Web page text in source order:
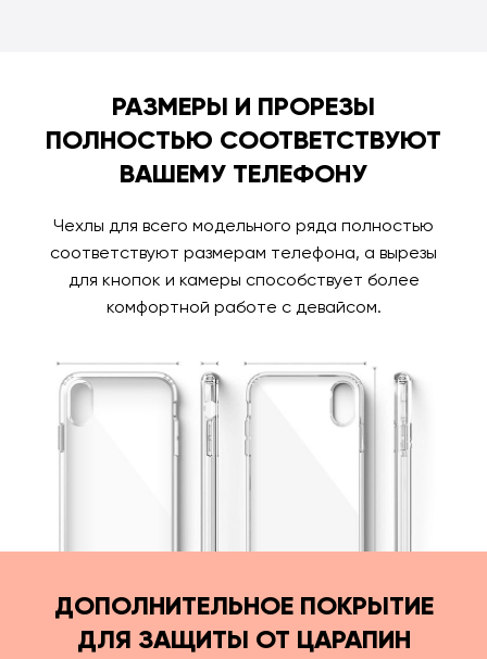
РАЗМЕРЫ И ПРОРЕЗЫ
ПОЛНОСТЬЮ СООТВЕТСТВУЮТ
ВАШЕМУ ТЕЛЕФОНУ
Чехлы для всего модельного ряда полностью
соответствуют размерам телефона, а вырезы
для кнопок и камеры способствует более
комфортной работе с девайсом.
ДОПОЛНИТЕЛЬНОЕ ПОКРЫТИЕ
ДЛЯ ЗАЩИТЫ ОТ ЦАРАПИН